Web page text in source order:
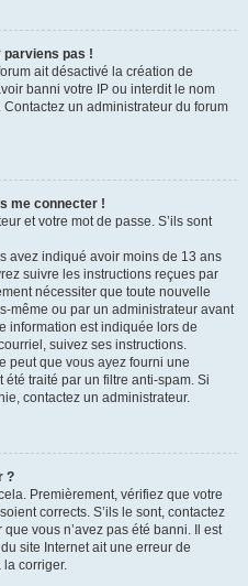
parviens pas !
ait désactivé la création de
banni votre IP ou interdit le nom
un administrateur du forum
me connecter !
et votre mot de passe. S’ils sont
avez indiqué avoir moins de 13 ans
suivre les instructions reçues par
nécessiter que toute nouvelle
même ou par un administrateur avant
information est indiquée lors de
suivez ses instructions.
peut que vous ayez fourni une
traité par un filtre anti-spam. Si
contactez un administrateur.
?
Premièrement, vérifiez que votre
corrects. S’ils le sont, contactez
vous n’avez pas été banni. Il est
site Internet ait une erreur de
la corriger.